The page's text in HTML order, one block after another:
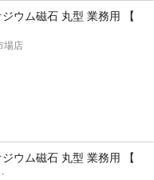
ウム磁石 丸型 業務用 【
場店
ウム磁石 丸型 業務用 【